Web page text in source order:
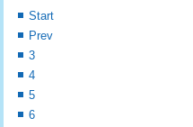
Start
Prev
3
4
5
6